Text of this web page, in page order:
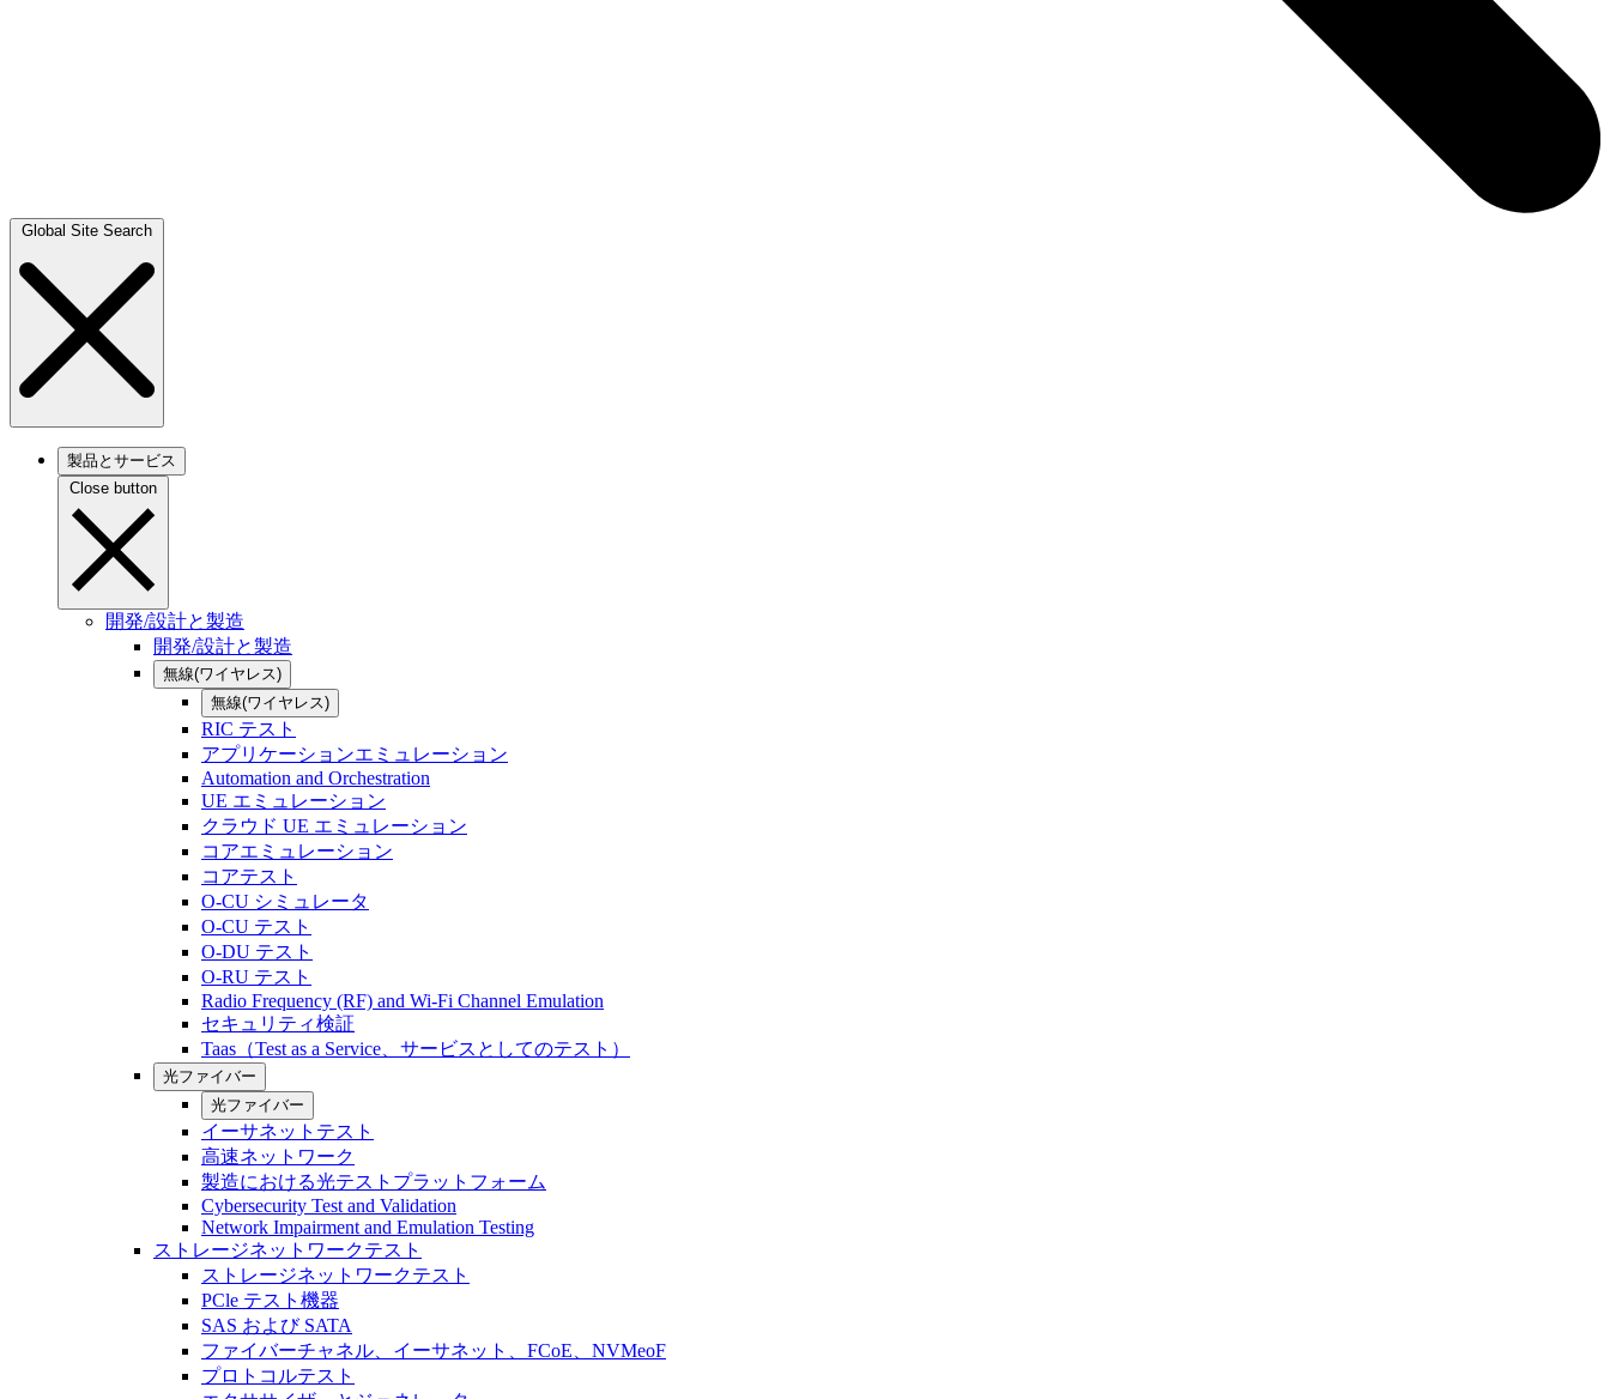
Global Site Search
製品とサービス
Close button
開発/設計と製造
開発/設計と製造
無線(ワイヤレス)
無線(ワイヤレス)
RIC テスト
アプリケーションエミュレーション
Automation and Orchestration
UE エミュレーション
クラウド UE エミュレーション
コアエミュレーション
コアテスト
O-CU シミュレータ
O-CU テスト
O-DU テスト
O-RU テスト
Radio Frequency (RF) and Wi-Fi Channel Emulation
セキュリティ検証
Taas（Test as a Service、サービスとしてのテスト）
光ファイバー
光ファイバー
イーサネットテスト
高速ネットワーク
製造における光テストプラットフォーム
Cybersecurity Test and Validation
Network Impairment and Emulation Testing
ストレージネットワークテスト
ストレージネットワークテスト
PCle テスト機器
SAS および SATA
ファイバーチャネル、イーサネット、FCoE、NVMeoF
プロトコルテスト